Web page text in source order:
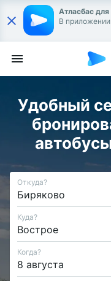
Атласбас
В
Удобный
Откуда?
Куда?
Когда?